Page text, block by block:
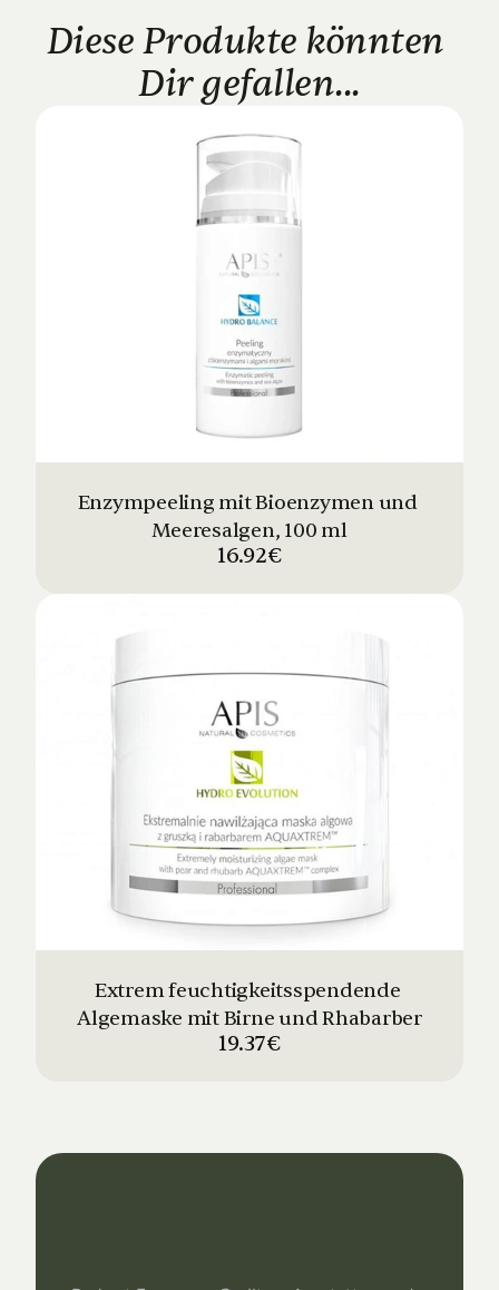
Diese Produkte könnten
Dir gefallen...
Enzympeeling mit Bioenzymen und
Meeresalgen, 100 ml
16.92€
Extrem feuchtigkeitsspendende
Algemaske mit Birne und Rhabarber
19.37€